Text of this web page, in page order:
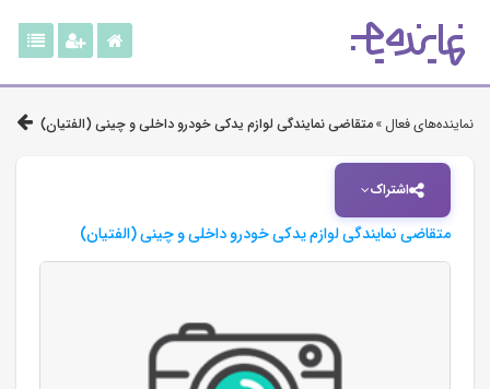
نماینده‌های فعال »متقاضی نمایندگی لوازم یدکی خودرو داخلی و چینی (الفتیان)
اشتراک
متقاضی نمایندگی لوازم یدکی خودرو داخلی و چینی (الفتیان)